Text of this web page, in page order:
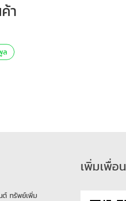
า
ล
ต์ ทรัพย์เพิ่ม
เพิ่มเพื่อน